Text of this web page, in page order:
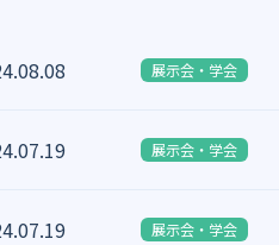
展示会・学会
展示会・学会
展示会・学会